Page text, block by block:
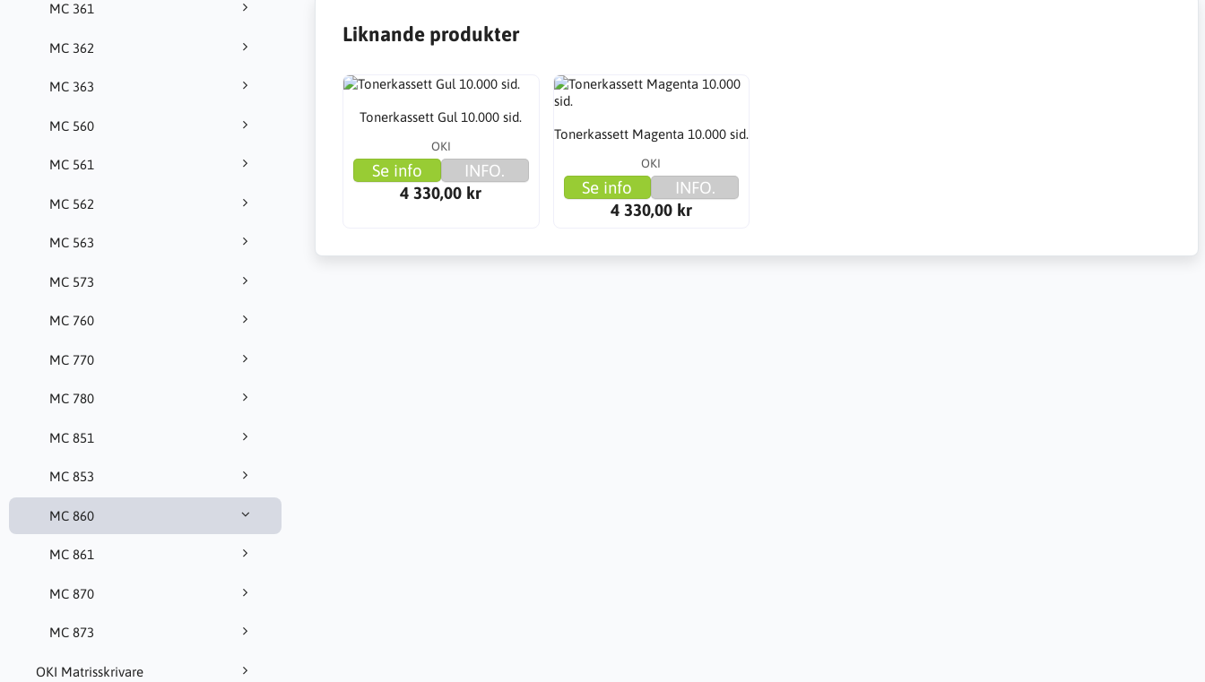
MC 361
MC 362
MC 363
MC 560
MC 561
MC 562
MC 563
MC 573
MC 760
MC 770
MC 780
MC 851
MC 853
MC 860
MC 861
MC 870
MC 873
OKI Matrisskrivare
Liknande produkter
Tonerkassett Gul 10.000 sid.
OKI
Se info
INFO.
4 330,00 kr
Tonerkassett Magenta 10.000 sid.
OKI
Se info
INFO.
4 330,00 kr